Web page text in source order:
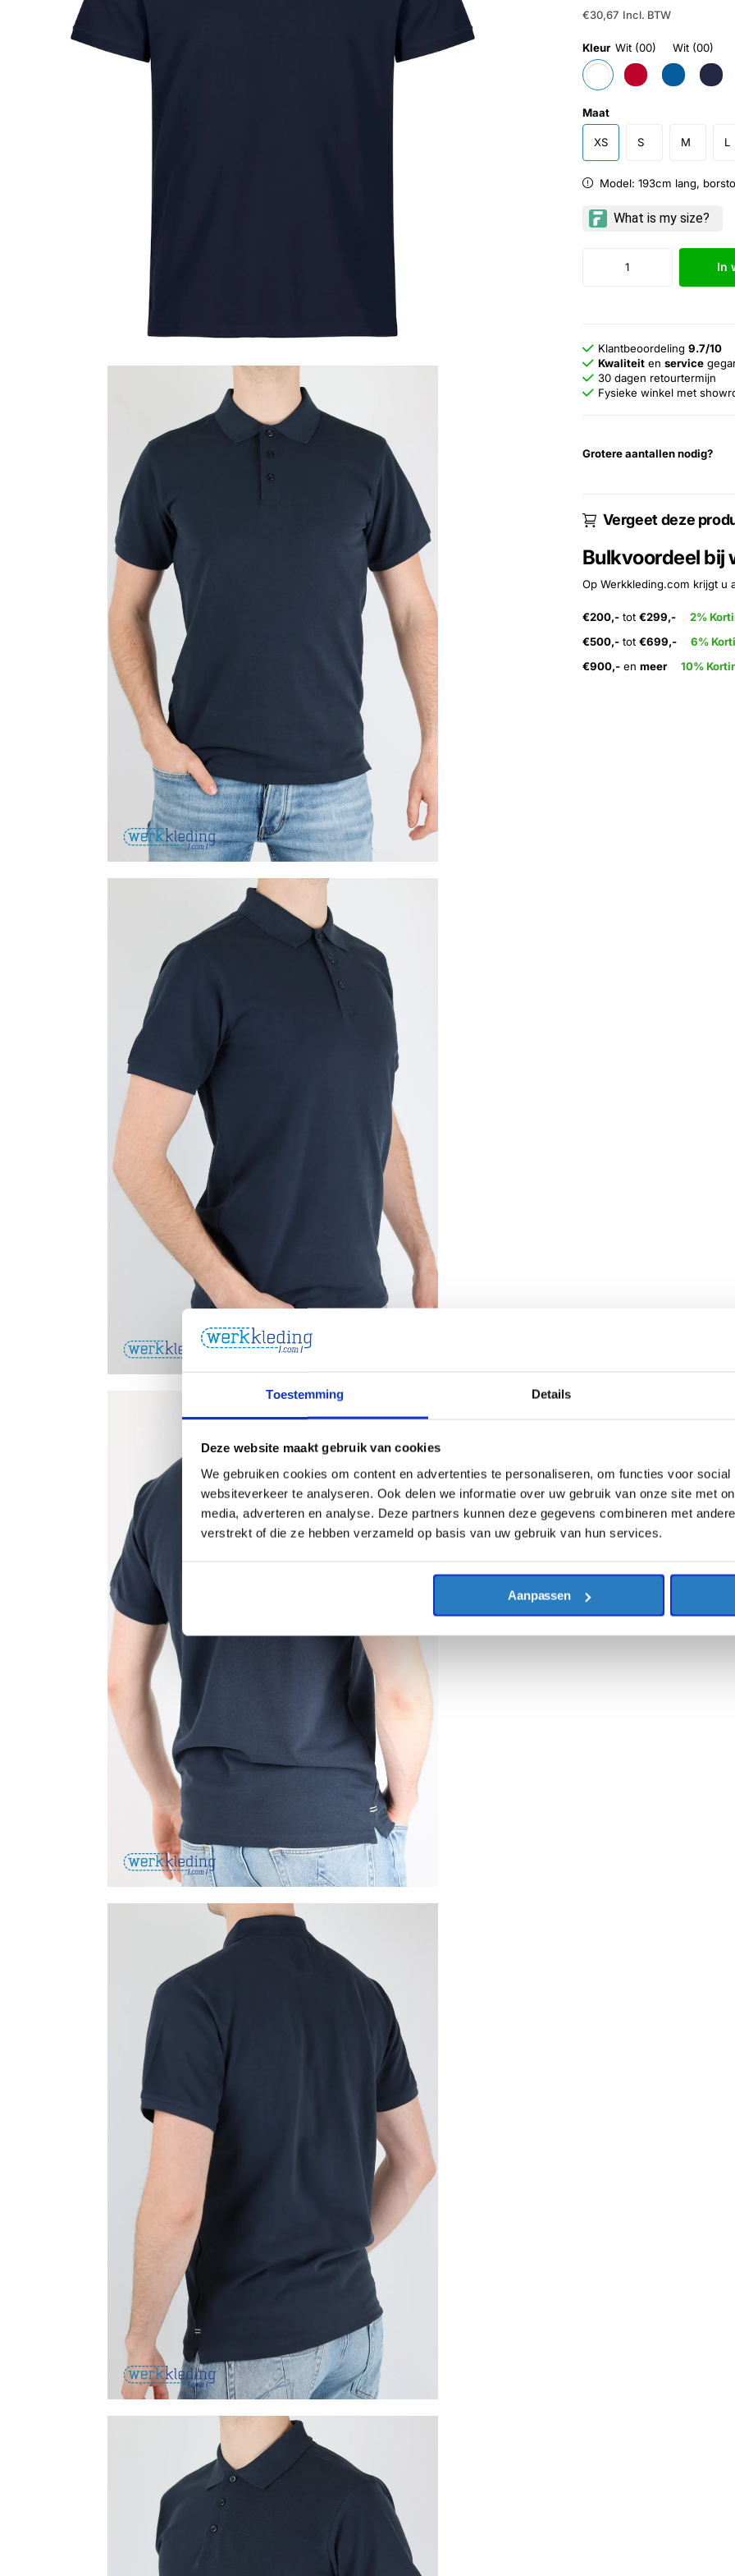
Toestemming Details
Deze website maakt gebruik van cookies
We gebruiken cookies om content en advertenties te personaliseren, om functies voor
websiteverkeer te analyseren. Ook delen we informatie over uw gebruik van onze site met
media, adverteren en analyse. Deze partners kunnen deze gegevens combineren met
verstrekt of die ze hebben verzameld op basis van uw gebruik van hun services.
Aanpassen
€30,67 Incl. BTW
Kleur Wit (00) Wit (00)
Maat
XS S M L
Model: 193cm lang,
In
Klantbeoordeling9.7/10
Kwaliteit enservice
30 dagen retourtermijn
Fysieke winkel met
Grotere aantallen nodig?
Vergeet deze
Bulkvoordeel bij
Op Werkkleding.com krijgt u
€200,-tot €299,-
2%
€500,-tot €699,-
6%
€900,-en meer 10%